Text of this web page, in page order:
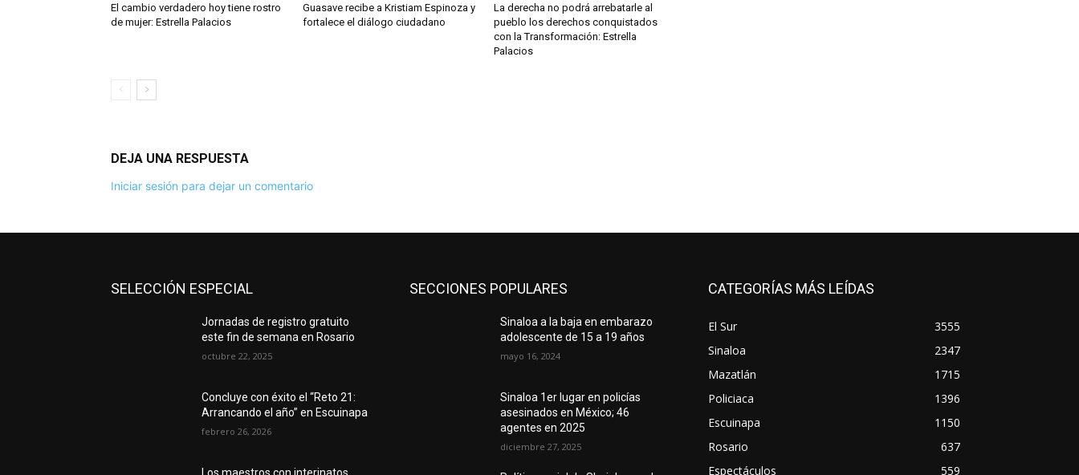
El cambio verdadero hoy tiene rostro
de mujer: Estrella Palacios
Guasave recibe a Kristiam Espinoza y
fortalece el diálogo ciudadano
La derecha no podrá arrebatarle al
pueblo los derechos conquistados
con la Transformación: Estrella
Palacios
DEJA UNA RESPUESTA
Iniciar sesión para dejar un comentario
SELECCIÓN ESPECIAL
Jornadas de registro gratuito
este fin de semana en Rosario
octubre 22, 2025
Concluye con éxito el “Reto 21:
Arrancando el año” en Escuinapa
febrero 26, 2026
SECCIONES POPULARES
Sinaloa a la baja en embarazo
adolescente de 15 a 19 años
mayo 16, 2024
Sinaloa 1er lugar en policías
asesinados en México; 46
agentes en 2025
diciembre 27, 2025
CATEGORÍAS MÁS LEÍDAS
El Sur
3555
Sinaloa
2347
Mazatlán
1715
Policiaca
1396
Escuinapa
1150
Rosario
637
Espectáculos
559